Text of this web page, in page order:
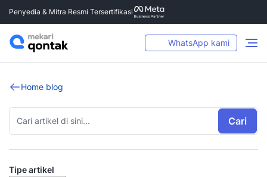
Penyedia & Mitra Resmi Tersertifikasi
WhatsApp kami
Home blog
Cari
Tipe artikel